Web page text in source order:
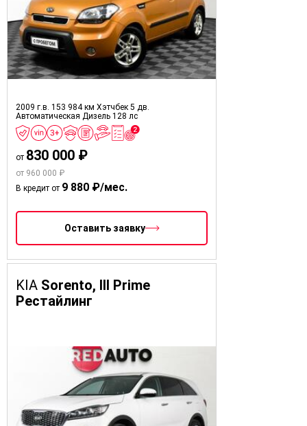
2009 г.в. 153 984 км Хэтчбек 5 дв.
Автоматическая Дизель 128 лс
от 830 000 ₽
от 960 000 ₽
В кредит от 9 880 ₽/мес.
Оставить заявку
KIA Sorento, III Prime
Рестайлинг